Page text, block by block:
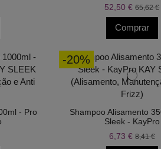
52,50 €65,62 €
Comprar
- Pro
-20%
Shampoo Alisamento
Sleek - KayPro
6,73 € 8,41 €